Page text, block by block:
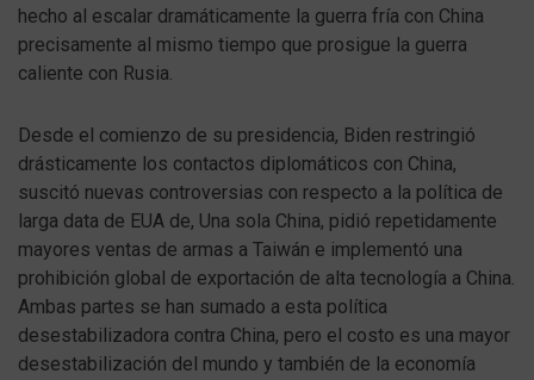
hecho al escalar dramáticamente la guerra fría con China
precisamente al mismo tiempo que prosigue la guerra
caliente con Rusia.
Desde el comienzo de su presidencia, Biden restringió
drásticamente los contactos diplomáticos con China,
suscitó nuevas controversias con respecto a la política de
larga data de EUA de, Una sola China, pidió repetidamente
mayores ventas de armas a Taiwán e implementó una
prohibición global de exportación de alta tecnología a China.
Ambas partes se han sumado a esta política
desestabilizadora contra China, pero el costo es una mayor
desestabilización del mundo y también de la economía